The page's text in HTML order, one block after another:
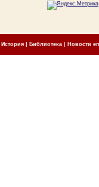
История| Библиотека Новости